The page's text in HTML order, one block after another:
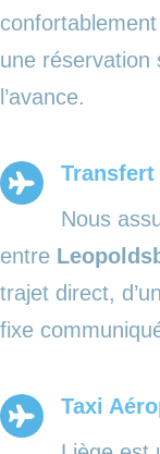
une réservation
l’avance.
Nous
entre
trajet direct,
fixe
Taxi